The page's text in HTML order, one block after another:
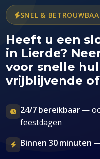
SNEL &
Heeft u een
in Lierde?
voor snelle
vrijblijvende
24/7 bereikbaar —
feestdagen
Binnen 30 minuten